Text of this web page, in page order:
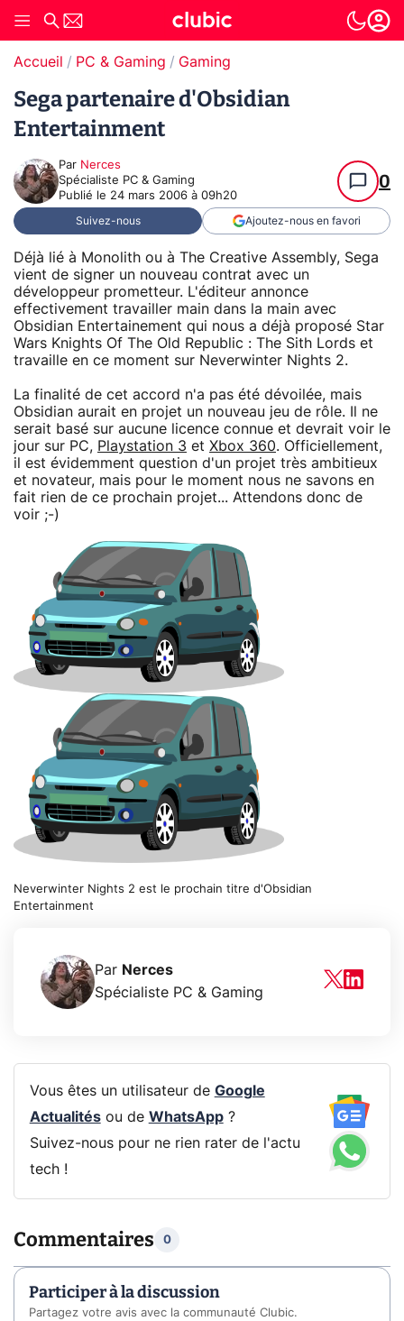
Accueil PC & Gaming Gaming
Sega partenaire d'Obsidian
Entertainment
Par Nerces
Spécialiste PC & Gaming
Publié le 24 mars 2006 à 09h20
0
Suivez-nous Ajoutez-nous en favori
Déjà lié à Monolith ou à The Creative Assembly, Sega
vient de signer un nouveau contrat avec un
développeur prometteur. L'éditeur annonce
effectivement travailler main dans la main avec
Obsidian Entertainement qui nous a déjà proposé Star
Wars Knights Of The Old Republic : The Sith Lords et
travaille en ce moment sur Neverwinter Nights 2.
La finalité de cet accord n'a pas été dévoilée, mais
Obsidian aurait en projet un nouveau jeu de rôle. Il ne
serait basé sur aucune licence connue et devrait voir le
jour sur PC, Playstation 3 et Xbox 360. Officiellement,
il est évidemment question d'un projet très ambitieux
et novateur, mais pour le moment nous ne savons en
fait rien de ce prochain projet... Attendons donc de
voir ;-)
Neverwinter Nights 2 est le prochain titre d'Obsidian
Entertainment
Par Nerces
Spécialiste PC & Gaming
Vous êtes un utilisateur de Google
Actualitésou de WhatsApp?
Suivez-nous pour ne rien rater de l'actu
tech !
Commentaires 0
Participer à la discussion
Partagez votre avis avec la communauté Clubic.